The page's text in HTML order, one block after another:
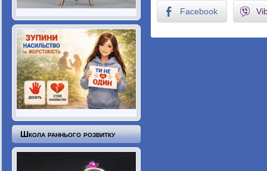
Школа раннього розвитку
Facebook